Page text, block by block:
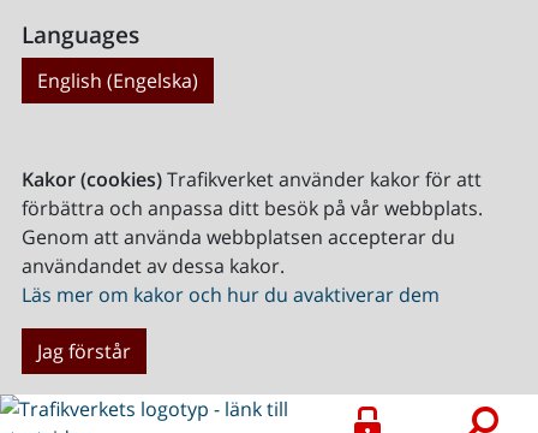
Languages
English (Engelska)
Kakor (cookies)Trafikverket använder kakor för att
förbättra och anpassa ditt besök på vår webbplats.
Genom att använda webbplatsen accepterar du
användandet av dessa kakor.
Läs mer om kakor och hur du avaktiverar dem
Jag förstår